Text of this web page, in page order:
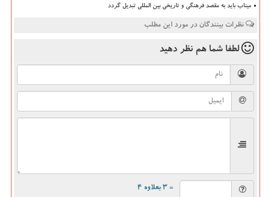
میناب باید به مقصد فرهنگی و تاریخی بین المللی تبدیل گردد
نظرات بینندگان در مورد این مطلب
لطفا شما هم نظر دهید
= ۳ بعلاوه ۴